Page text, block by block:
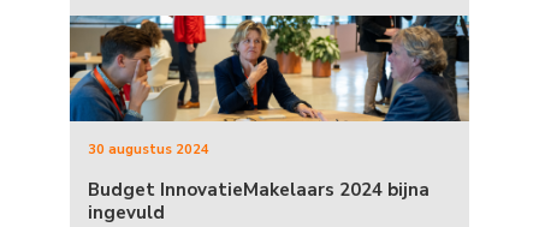
30 augustus 2024
Budget InnovatieMakelaars 2024 bijna
ingevuld